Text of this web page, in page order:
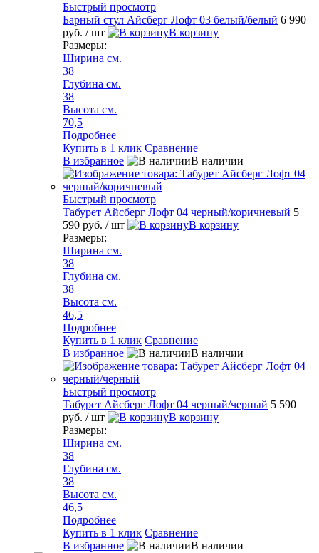
Быстрый просмотр
Барный стул Айсберг Лофт 03 белый/белый 6 990
руб. / шт
В корзину
Размеры:
Ширина см.
38
Глубина см.
38
Высота см.
70,5
Подробнее
Купить в 1 клик Сравнение
В избранное
В наличии
Быстрый просмотр
Табурет Айсберг Лофт 04 черный/коричневый 5
590 руб. / шт
В корзину
Размеры:
Ширина см.
38
Глубина см.
38
Высота см.
46,5
Подробнее
Купить в 1 клик Сравнение
В избранное
В наличии
Быстрый просмотр
Табурет Айсберг Лофт 04 черный/черный 5 590
руб. / шт
В корзину
Размеры:
Ширина см.
38
Глубина см.
38
Высота см.
46,5
Подробнее
Купить в 1 клик Сравнение
В избранное
В наличии